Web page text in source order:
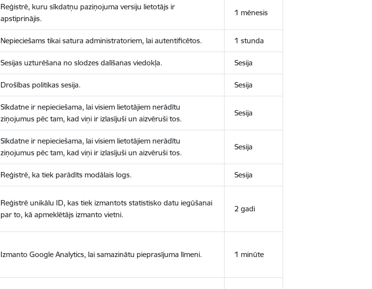
Reģistrē, kuru sīkdatņu paziņojuma versiju lietotājs ir
apstiprinājis.
1 mēnesis
Nepieciešams tikai satura administratoriem, lai autentificētos. 1 stunda
Sesijas uzturēšana no slodzes dalīšanas viedokļa. Sesija
Drošības politikas sesija. Sesija
Sīkdatne ir nepieciešama, lai visiem lietotājiem nerādītu
ziņojumus pēc tam, kad viņi ir izlasījuši un aizvēruši tos.
Sesija
Sīkdatne ir nepieciešama, lai visiem lietotājiem nerādītu
ziņojumus pēc tam, kad viņi ir izlasījuši un aizvēruši tos.
Sesija
Reģistrē, ka tiek parādīts modālais logs. Sesija
Reģistrē unikālu ID, kas tiek izmantots statistisko datu iegūšanai
par to, kā apmeklētājs izmanto vietni.
2 gadi
Izmanto Google Analytics, lai samazinātu pieprasījuma līmeni. 1 minūte